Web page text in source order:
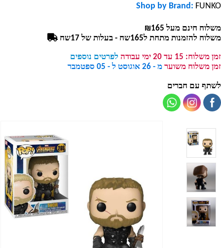
Shop by Brand: FUNKO
משלוח חינם מעל ₪165
משלוח להזמנות מתחת ל165שח - בעלות של 17שח
זמן משלוח:
לפרטים נוספים
זמן משלוח משוער מ - 26 אוגוסט ל - 05 ספטמבר
לשתף עם חברים